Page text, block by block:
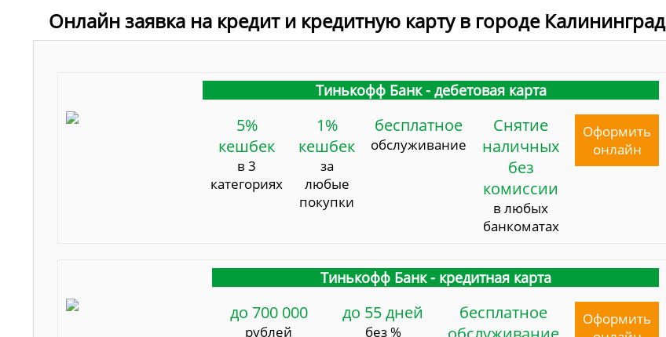
Онлайн заявка на кредит и кредитную карту в городе Калининград
Тинькофф Банк - дебетовая карта
5%
кешбек
в 3
категориях
1%
кешбек
за
любые
покупки
бесплатное
обслуживание
Снятие
наличных
без
комиссии
в любых
банкоматах
Оформить
онлайн
Тинькофф Банк - кредитная карта
до 700 000
рублей
до 55 дней
без %
бесплатное
Оформить